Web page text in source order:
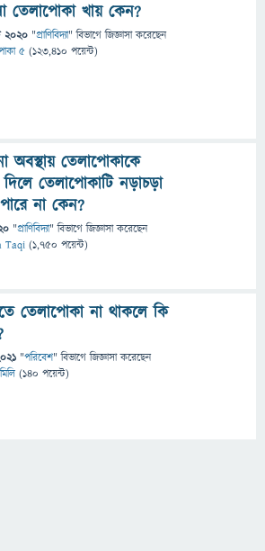
তেলাপোকা খায় কেন?
2020 "প্রাণিবিদ্যা" বিভাগে জিজ্ঞাসাকরেছেন
৫ (123,410 পয়েন্ট)
অবস্থায় তেলাপোকাকে
দিলে তেলাপোকাটি নড়াচড়া
না কেন?
"প্রাণিবিদ্যা" বিভাগে জিজ্ঞাসাকরেছেন
Taqi (1,750 পয়েন্ট)
তেলাপোকা না থাকলে কি
"পরিবেশ" বিভাগে জিজ্ঞাসাকরেছেন
(140 পয়েন্ট)